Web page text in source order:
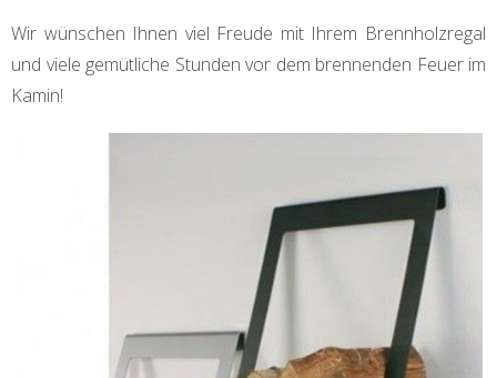
Wir wünschen Ihnen viel Freude mit Ihrem Brennholzregal
und viele gemütliche Stunden vor dem brennenden Feuer im
Kamin!